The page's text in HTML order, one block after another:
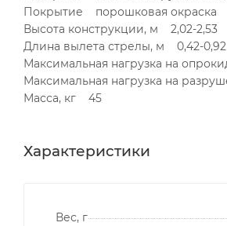
Покрытие порошковая окраска
Высота конструкции, м 2,02-2,53
Длина вылета стрелы, м 0,42-0,92
Максимальная нагрузка на
Максимальная нагрузка на
Масса, кг 45
Характеристики
Вес, г